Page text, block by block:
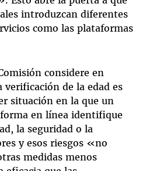
introduzcan diferentes
como las plataformas
considere en
verificación de la edad es
situación en la que un
en línea identifique
la seguridad o la
y esos riesgos «no
medidas menos